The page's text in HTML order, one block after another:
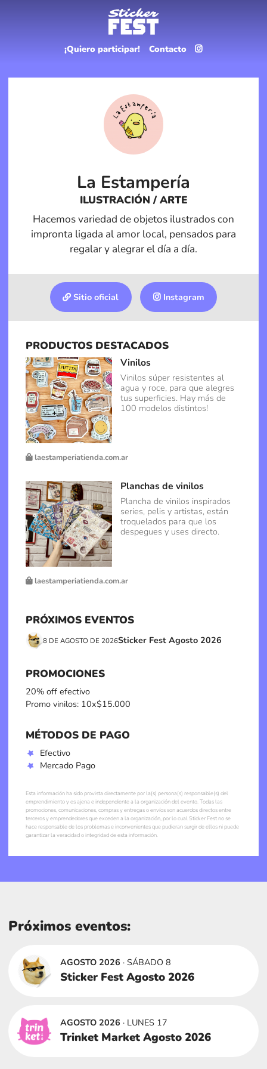
¡Quiero participar! Contacto
La Estampería
ILUSTRACIÓN / ARTE
Hacemos variedad de objetos ilustrados con
impronta ligada al amor local, pensados para
regalar y alegrar el día a día.
Sitio oficial Instagram
PRODUCTOS DESTACADOS
Vinilos
Vinilos súper resistentes al
agua y roce, para que alegres
tus superficies. Hay más de
100 modelos distintos!
laestamperiatienda.com.ar
Planchas de vinilos
Plancha de vinilos inspirados
series, pelis y artistas, están
troquelados para que los
despegues y uses directo.
laestamperiatienda.com.ar
PRÓXIMOS EVENTOS
8 DE AGOSTO DE 2026Sticker Fest Agosto 2026
PROMOCIONES
20% off efectivo
Promo vinilos: 10x$15.000
MÉTODOS DE PAGO
Efectivo
Mercado Pago
Esta información ha sido provista directamente por la(s) persona(s) responsable(s) del
emprendimiento y es ajena e independiente a la organización del evento. Todas las
promociones, comunicaciones, compras y entregas o envíos son acuerdos directos entre
terceros y emprendedores que exceden a la organización, por lo cual Sticker Fest no se
hace responsable de los problemas e inconvenientes que pudieran surgir de ellos ni puede
garantizar la veracidad o integridad de esta información.
Próximos eventos:
AGOSTO 2026 · SÁBADO 8
Sticker Fest Agosto 2026
AGOSTO 2026 · LUNES 17
Trinket Market Agosto 2026